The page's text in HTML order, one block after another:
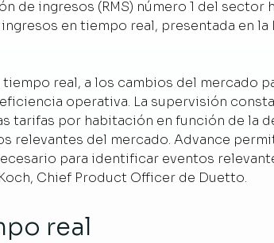
de ingresos (RMS) número 1 del sector
en tiempo real, presentada en la
real, a los cambios del mercado
operativa. La supervisión
tarifas por habitación en función de la
relevantes del mercado. Advance
para identificar eventos
Chief Product Officer de Duetto.
real